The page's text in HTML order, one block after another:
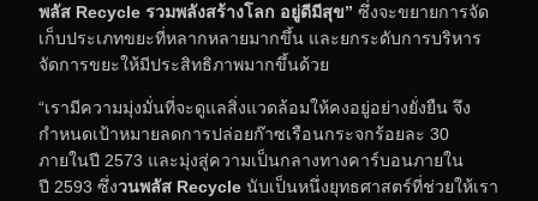
พลัส Recycle รวมพลังสร้างโลก อยู่ดีมีสุข” ซึ่งจะขยายการจัด
เก็บประเภทขยะที่หลากหลายมากขึ้น และยกระดับการบริหาร
จัดการขยะให้มีประสิทธิภาพมากขึ้นด้วย
“เรามีความมุ่งมั่นที่จะดูแลสิ่งแวดล้อมให้คงอยู่อย่างยั่งยืน จึง
กำหนดเป้าหมายลดการปล่อยก๊าซเรือนกระจกร้อยละ 30
ภายในปี 2573 และมุ่งสู่ความเป็นกลางทางคาร์บอนภายใน
ปี 2593 ซึ่งวนพลัส Recycle นับเป็นหนึ่งยุทธศาสตร์ที่ช่วยให้เรา